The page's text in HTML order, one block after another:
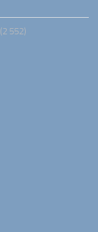
(2 552)